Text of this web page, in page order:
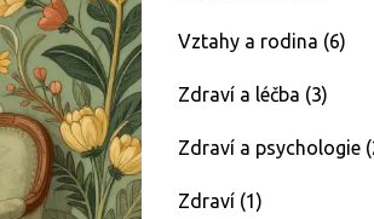
Vztahy a rodina (6)
Zdraví a léčba (3)
Zdraví a psychologie
Zdraví (1)